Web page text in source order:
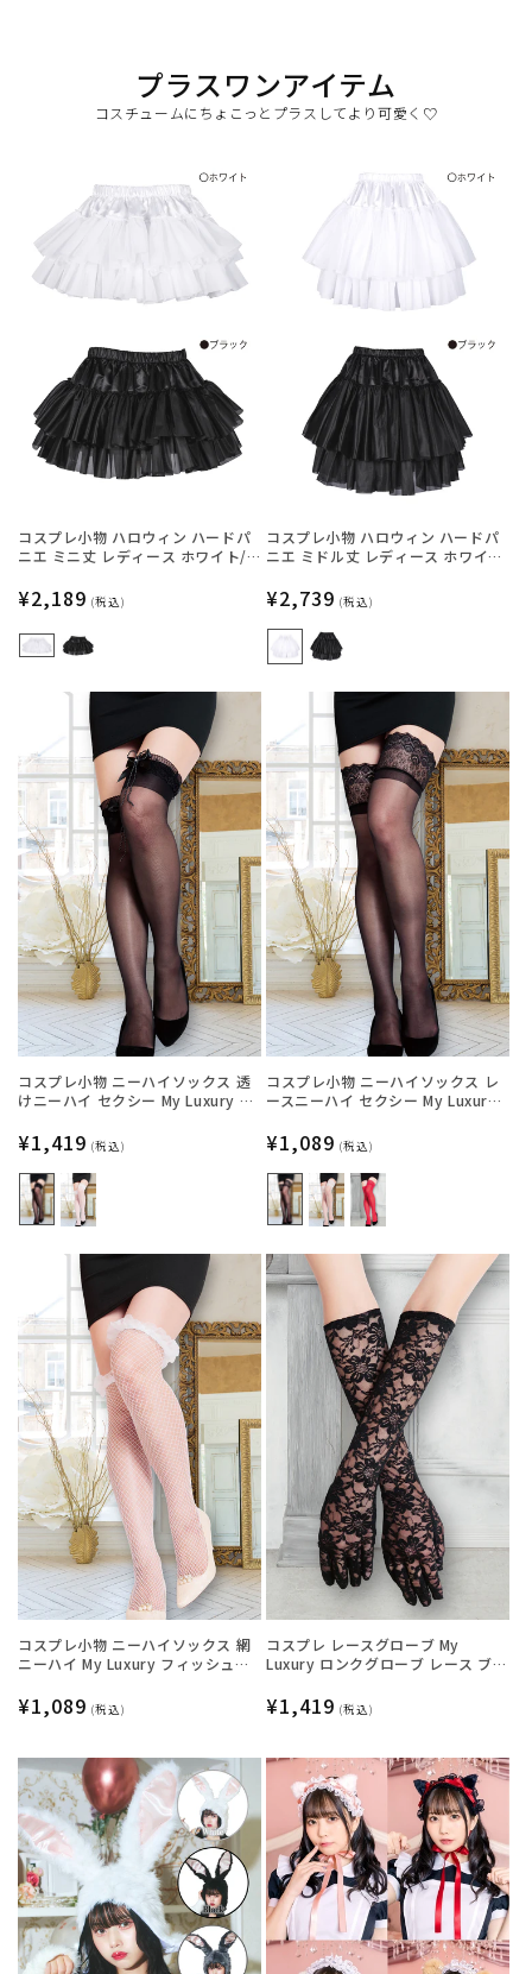
プラスワンアイテム
コスチュームにちょこっとプラスしてより可愛く♡
コスプレ小物 ハロウィン ハードパ
ニエ ミニ丈 レディース ホワイト/
トーン】
通
価
¥2,189 (税込)
コスプレ小物 ハロウィン ハードパ
ニエ ミドル丈 レディース ホワイ
ストーン】
通
常
価
¥2,739 (税込)
コスプレ小物 ニーハイソックス 透
けニーハイ セクシー My Luxury シ
レディース フリーサイズ ブラック
【クリアストーン】
通
常
価
格
¥1,419 (税込)
コスプレ小物 ニーハイソックス レ
ースニーハイ セクシー My Luxury
ド レディース フリーサイズ ブラッ
ク【クリアストーン】
通
常
価
格
¥1,089 (税込)
コスプレ小物 ニーハイソックス 網
ニーハイ My Luxury フィッシュネ
リーサイズ ホワイト【クリアスト
ーン】
通
価
格
¥1,089 (税込)
コスプレ レースグローブ My
Luxury ロンクグローブ レース ブラ
ック【クリアストーン】
通
価
¥1,419 (税込)